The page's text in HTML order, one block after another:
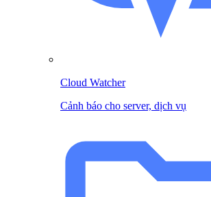
Cloud Watcher
Cảnh báo cho server, dịch vụ